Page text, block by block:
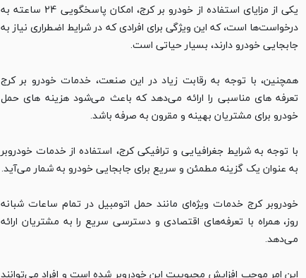
یکی از مزایای استفاده از خودرو بر کرج، امکان پاسخگویی 24 ساعته به
درخواست‌ها است، که این ویژگی برای افرادی که در شرایط اضطراری نیاز به
جابجایی خودرو دارند، بسیار حیاتی است.
همچنین، با توجه به رقابت زیاد در این صنعت، خدمات خودرو بر کرج
تعرفه‌ های مناسبی را ارائه می‌دهد که باعث می‌شود هزینه‌ های حمل
خودرو برای مشتریان بهینه و مقرون به صرفه باشد.
با توجه به شرایط جغرافیایی و ترافیکی کرج، استفاده از خدمات خودروبر
به عنوان یک گزینه مطمئن و سریع برای جابجایی خودرو به شمار می‌آید.
خودروبر کرج خدمات ویژه‌ای مانند حمل اتومبیل در تمام ساعات شبانه‌
روز، همراه با تعرفه‌های اقتصادی و دسترسی سریع را به مشتریان ارائه
می‌دهد.
این امر موجب افزایش محبوبیت این خودروبر شده است و افراد می‌توانند